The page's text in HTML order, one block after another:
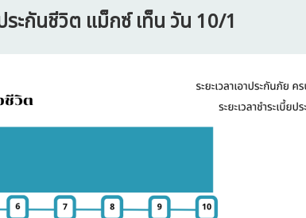
ะกันชีวิต แม็กซ์ เท็น วัน 10/1